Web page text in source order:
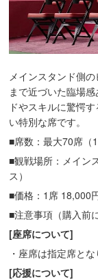
メインスタンド側
まで近づいた臨場
ドやスキルに驚愕
い特別な席です。
■席数：最大70席（
■観戦場所：メイン
ス）
■価格：1席 18,000
■注意事項（購入前
[座席について]
・座席は指定席と
[応援について]